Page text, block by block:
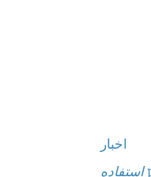
اخبار
استفاده